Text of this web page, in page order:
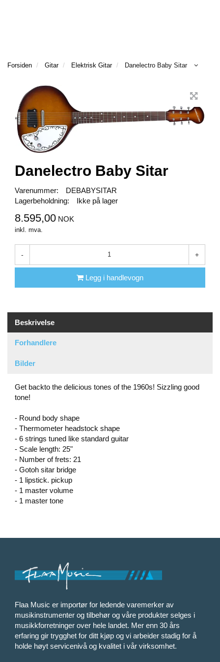
Forsiden Gitar Elektrisk Gitar Danelectro Baby Sitar
Danelectro Baby Sitar
Varenummer:
DEBABYSITAR
Lagerbeholdning:
Ikke på lager
8.595,00 NOK
inkl. mva.
- +
Legg i handlevogn
Beskrivelse
Forhandlere
Bilder
Get backto the delicious tones of the 1960s! Sizzling good
tone!
- Round body shape
- Thermometer headstock shape
- 6 strings tuned like standard guitar
- Scale length: 25"
- Number of frets: 21
- Gotoh sitar bridge
- 1 lipstick. pickup
- 1 master volume
- 1 master tone
Flaa Music er importør for ledende varemerker av
musikinstrumenter og tilbehør og våre produkter selges i
musikkforretninger over hele landet. Mer enn 30 års
erfaring gir trygghet for ditt kjøp og vi arbeider stadig for å
holde høyt servicenivå og kvalitet i vår virksomhet.
TANGENTER
BAGS
CASE
TILBEHØR
VAREMERKER